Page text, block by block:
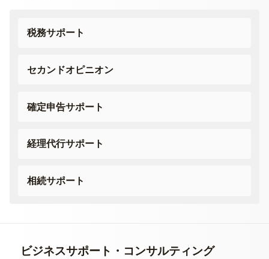
税務サポート
セカンドオピニオン
確定申告サポート
経理代行サポート
相続サポート
ビジネスサポート・ コンサルティング